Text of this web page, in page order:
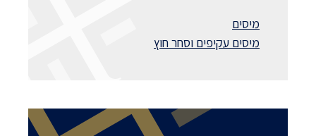
מיסים
מיסים עקיפים וסחר חוץ